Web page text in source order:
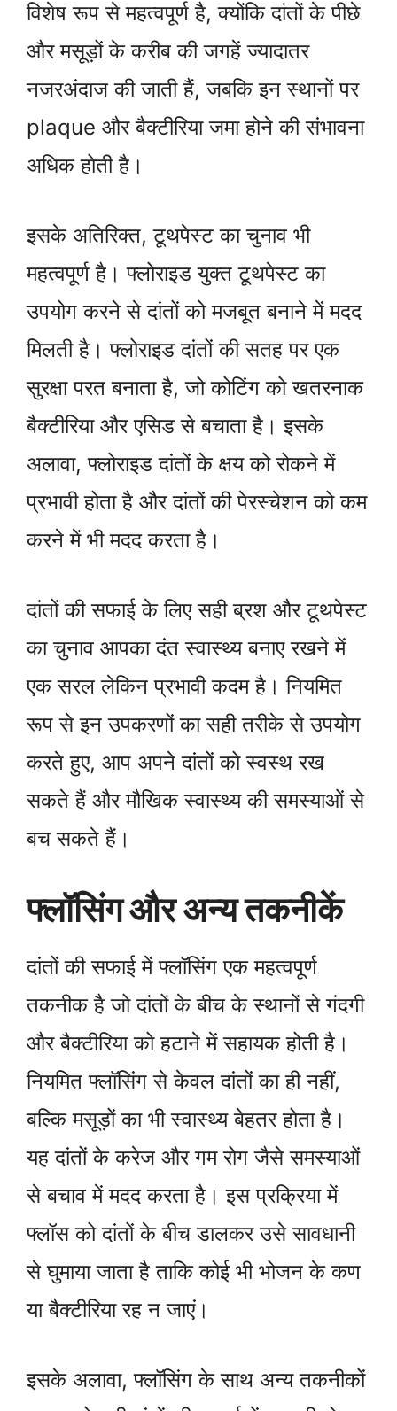
विशेष रूप से महत्वपूर्ण है, क्योंकि दांतों के पीछे
और मसूड़ों के करीब की जगहें ज्यादातर
नजरअंदाज की जाती हैं, जबकि इन स्थानों पर
plaque और बैक्टीरिया जमा होने की संभावना
अधिक होती है।
इसके अतिरिक्त, टूथपेस्ट का चुनाव भी
महत्वपूर्ण है। फ्लोराइड युक्त टूथपेस्ट का
उपयोग करने से दांतों को मजबूत बनाने में मदद
मिलती है। फ्लोराइड दांतों की सतह पर एक
सुरक्षा परत बनाता है, जो कोटिंग को खतरनाक
बैक्टीरिया और एसिड से बचाता है। इसके
अलावा, फ्लोराइड दांतों के क्षय को रोकने में
प्रभावी होता है और दांतों की पेरस्चेशन को कम
करने में भी मदद करता है।
दांतों की सफाई के लिए सही ब्रश और टूथपेस्ट
का चुनाव आपका दंत स्वास्थ्य बनाए रखने में
एक सरल लेकिन प्रभावी कदम है। नियमित
रूप से इन उपकरणों का सही तरीके से उपयोग
करते हुए, आप अपने दांतों को स्वस्थ रख
सकते हैं और मौखिक स्वास्थ्य की समस्याओं से
बच सकते हैं।
फ्लॉसिंग और अन्य तकनीकें
दांतों की सफाई में फ्लॉसिंग एक महत्वपूर्ण
तकनीक है जो दांतों के बीच के स्थानों से गंदगी
और बैक्टीरिया को हटाने में सहायक होती है।
नियमित फ्लॉसिंग से केवल दांतों का ही नहीं,
बल्कि मसूड़ों का भी स्वास्थ्य बेहतर होता है।
यह दांतों के करेज और गम रोग जैसे समस्याओं
से बचाव में मदद करता है। इस प्रक्रिया में
फ्लॉस को दांतों के बीच डालकर उसे सावधानी
से घुमाया जाता है ताकि कोई भी भोजन के कण
या बैक्टीरिया रह न जाएं।
इसके अलावा, फ्लॉसिंग के साथ अन्य तकनीकों